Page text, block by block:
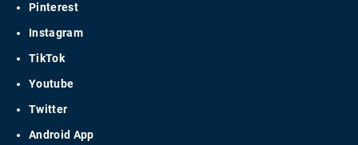
Pinterest
Instagram
TikTok
Youtube
Twitter
Android App